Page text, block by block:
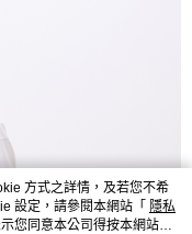
方式之詳情，及若您不希
設定，請參閱本網站「 隱私
您同意本公司得按本網站使